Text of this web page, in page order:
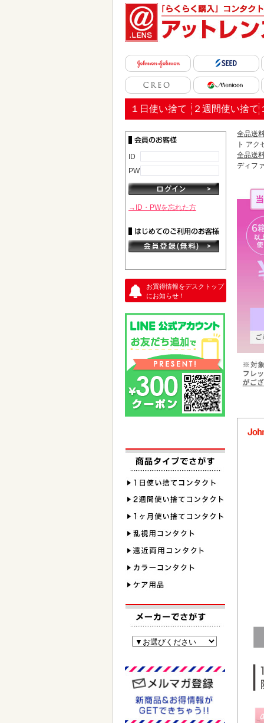
１日使い捨て ２週間使い捨て
ID
PW
→ID・PWを忘れた方
お買得情報をデスクトップ
にお知らせ！
全品送
ト アク
全品送
ディフ